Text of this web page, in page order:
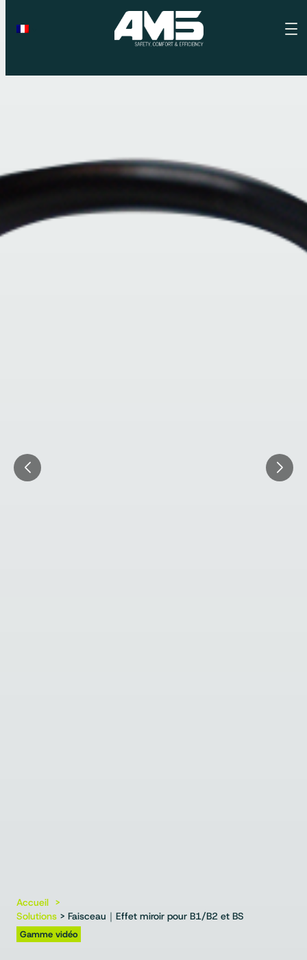
Accueil
Solutions > Faisceau｜Effet miroir pour B1/B2 et BS
Gamme vidéo